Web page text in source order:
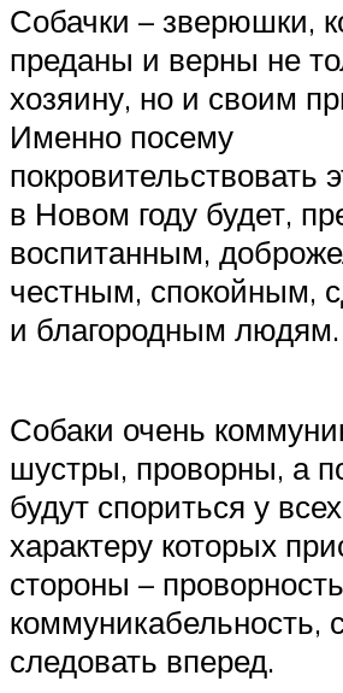
Собачки – зверюшки,
преданы и верны не
хозяину, но и своим
Именно посему
покровительствовать
в Новом году будет,
воспитанным,
честным, спокойным,
и благородным людям.
Собаки очень
шустры, проворны, а
будут спориться у
характеру которых
стороны –
коммуникабельность,
следовать вперед.